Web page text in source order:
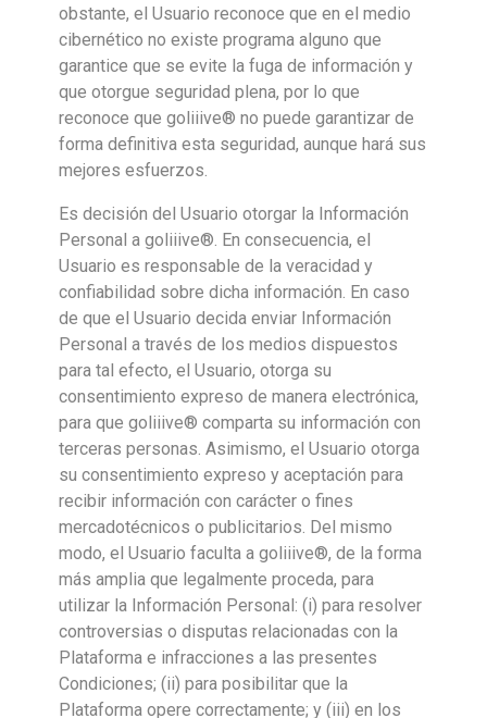
obstante, el Usuario reconoce que en el medio
cibernético no existe programa alguno que
garantice que se evite la fuga de información y
que otorgue seguridad plena, por lo que
reconoce que goliiive® no puede garantizar de
forma definitiva esta seguridad, aunque hará sus
mejores esfuerzos.
Es decisión del Usuario otorgar la Información
Personal a goliiive®. En consecuencia, el
Usuario es responsable de la veracidad y
confiabilidad sobre dicha información. En caso
de que el Usuario decida enviar Información
Personal a través de los medios dispuestos
para tal efecto, el Usuario, otorga su
consentimiento expreso de manera electrónica,
para que goliiive® comparta su información con
terceras personas. Asimismo, el Usuario otorga
su consentimiento expreso y aceptación para
recibir información con carácter o fines
mercadotécnicos o publicitarios. Del mismo
modo, el Usuario faculta a goliiive®, de la forma
más amplia que legalmente proceda, para
utilizar la Información Personal: (i) para resolver
controversias o disputas relacionadas con la
Plataforma e infracciones a las presentes
Condiciones; (ii) para posibilitar que la
Plataforma opere correctamente; y (iii) en los